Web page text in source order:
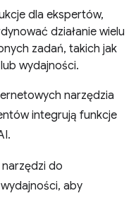
dla ekspertów,
działanie wielu
zadań, takich jak
wydajności.
narzędzia
integrują funkcje
do
aby